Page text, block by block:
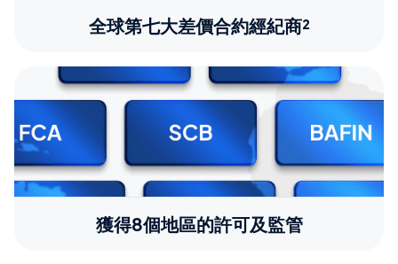
全球第七大差價合約經紀商²
獲得8個地區的許可及監管